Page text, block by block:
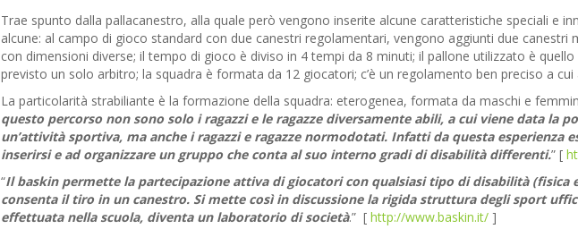
Trae spunto dalla pallacanestro, alla quale però vengono inserite alcune caratteristiche speciali e
alcune: al campo di gioco standard con due canestri regolamentari, vengono aggiunti due canestri
con dimensioni diverse; il tempo di gioco è diviso in 4 tempi da 8 minuti; il pallone utilizzato è quello
previsto un solo arbitro; la squadra è formata da 12 giocatori; c’è un regolamento ben preciso a cui
La particolarità strabiliante è la formazione della squadra: eterogenea, formata da maschi e
questo percorso non sono solo i ragazzi e le ragazze diversamente abili, a cui viene data la
un’attività sportiva, ma anche i ragazzi e ragazze normodotati. Infatti da questa esperienza
inserirsi e ad organizzare un gruppo che conta al suo interno gradi di disabilità differenti.” [
“Il baskin permette la partecipazione attiva di giocatori con qualsiasi tipo di disabilità (fisica
consenta il tiro in un canestro. Si mette così in discussione la rigida struttura degli sport
effettuata nella scuola, diventa un laboratorio di società.” [ http://www.baskin.it/]